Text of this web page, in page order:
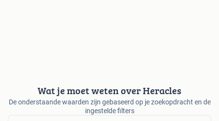
Wat je moet weten over Heracles
De onderstaande waarden zijn gebaseerd op je zoekopdracht en de
ingestelde filters